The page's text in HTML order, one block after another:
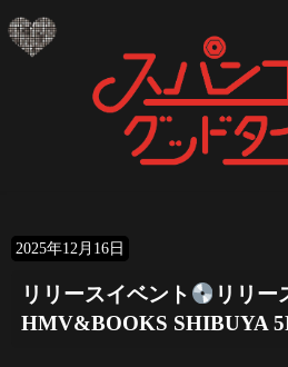
ン
ビ
2025年12月16日
リリースイベント
リリー
HMV&BOOKS SHIBUYA